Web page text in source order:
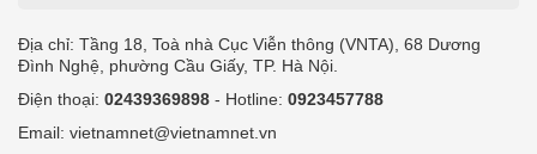
Địa chỉ: Tầng 18, Toà nhà Cục Viễn thông (VNTA), 68 Dương
Đình Nghệ, phường Cầu Giấy, TP. Hà Nội.
Điện thoại: 02439369898 - Hotline: 0923457788
Email: vietnamnet@vietnamnet.vn